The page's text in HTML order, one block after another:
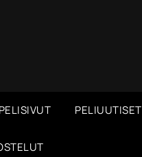
PELISIVUT PELIUUTISET